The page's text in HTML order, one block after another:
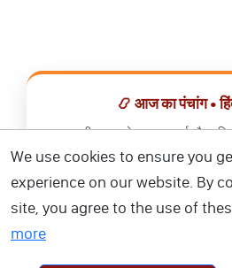
📿 आज का पंचांग •
सभी व्रत, त्योहार, शुभ मुहूर्त और
📅 हिंदी कैलेंडर ऐप
We use cookies to ensure you
experience on our website. By
site, you agree to the use of
more